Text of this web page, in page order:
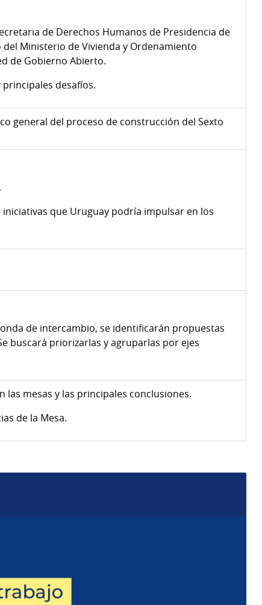
de Derechos Humanos de Presidencia de
Ministerio de Vivienda y Ordenamiento
de Gobierno Abierto.
desafíos.
general del proceso de construcción del Sexto
que Uruguay podría impulsar en los
de intercambio, se identificarán propuestas
buscará priorizarlas y agruparlas por ejes
mesas y las principales conclusiones.
de la Mesa.